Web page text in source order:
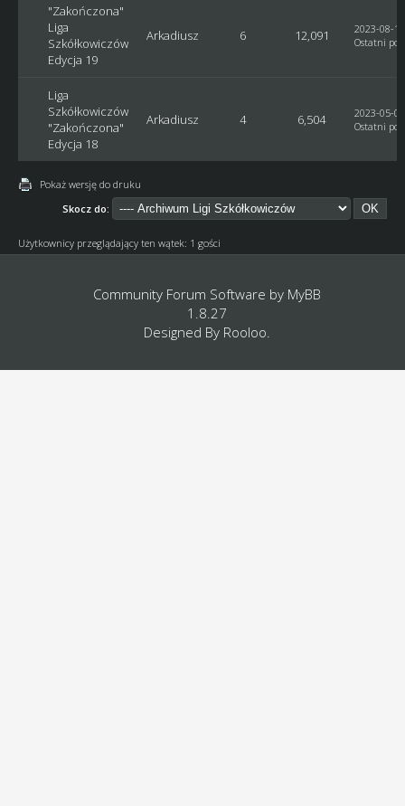
"Zakończona"
Liga
Szkółkowiczów
Edycja 19
Arkadiusz 6 12,091
2023-08-
Ostatni
Liga
Szkółkowiczów
"Zakończona"
Edycja 18
Arkadiusz 4 6,504
2023-05-
Ostatni
Pokaż wersję do druku
Skocz do:
Użytkownicy przeglądający ten wątek: 1 gości
Community Forum Software by MyBB
1.8.27
Designed By Rooloo.